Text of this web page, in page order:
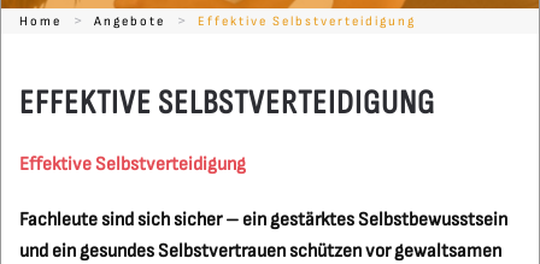
Home Angebote Effektive Selbstverteidigung
EFFEKTIVE SELBSTVERTEIDIGUNG
Effektive Selbstverteidigung
Fachleute sind sich sicher – ein gestärktes Selbstbewusstsein
und ein gesundes Selbstvertrauen schützen vor gewaltsamen